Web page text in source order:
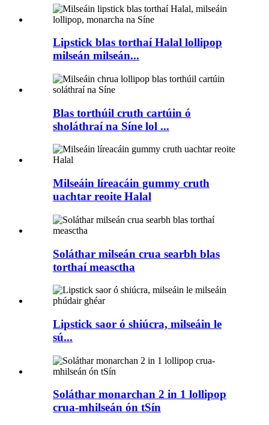
Lipstick blas torthaí Halal lollipop
milseán milseán...
Blas torthúil cruth cartúin ó
sholáthraí na Síne lol ...
Milseáin líreacáin gummy cruth
uachtar reoite Halal
Soláthar milseán crua searbh blas
torthaí measctha
Lipstick saor ó shiúcra, milseáin le
sú...
Soláthar monarchan 2 in 1 lollipop
crua-mhilseán ón tSín